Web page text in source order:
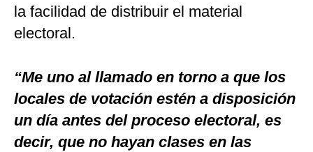
la facilidad de distribuir el material
electoral.
“Me uno al llamado en torno a que los
locales de votación estén a disposición
un día antes del proceso electoral, es
decir, que no hayan clases en las